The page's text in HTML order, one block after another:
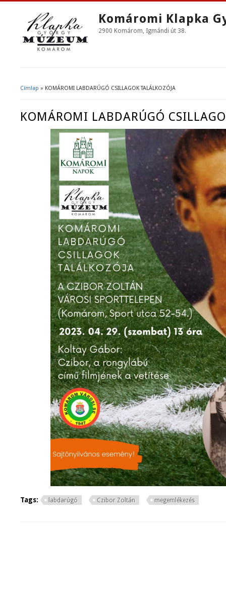
Komáromi Klapka
2900 Komárom, Igmándi út 38.
Címlap » KOMÁROMI LABDARÚGÓ CSILLAGOK TALÁLKOZÓJA
KOMÁROMI LABDARÚGÓ
Tags: labdarúgó Czibor Zoltán megemlékezés